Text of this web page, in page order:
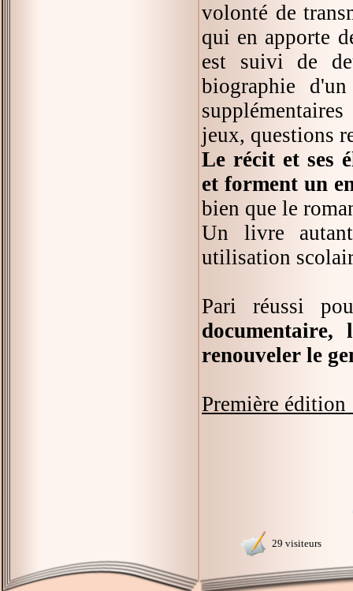
volonté de
qui en apporte
est suivi de
biographie
jeux, questions
Le récit et ses
et forment un
bien que le
Un livre
utilisation
Pari réussi
renouveler le
Première édition
29 visiteurs